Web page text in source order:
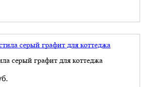
серый графит для коттеджа